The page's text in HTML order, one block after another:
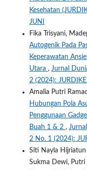
Kesehatan
JUNI
Fika Trisyani,
Autogenik Pada
Keperawatan
Utara , Jurnal
2 (2024):
Amalia Putri
Hubungan Pola
Penggunaan
Buah 1 & 2 ,
2 No. 1 (2024):
Siti Nayla Hijriatun
Sukma Dewi,